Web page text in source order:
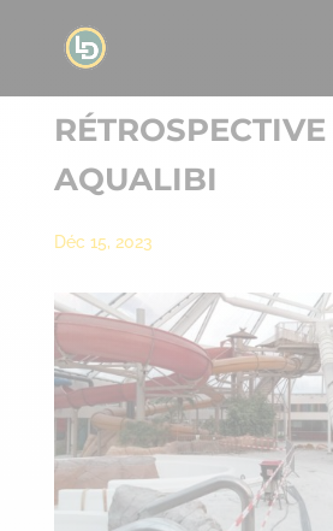
AQUALIBI
Déc 15, 2023